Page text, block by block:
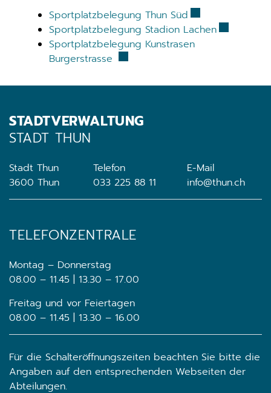
Sportplatzbelegung Thun Süd Externer Link
Sportplatzbelegung Stadion LachenExterner
Sportplatzbelegung Kunstrasen
Burgerstrasse Externer Link wird in einem
STADTVERWALTUNG
STADT THUN
Stadt Thun
3600 Thun
Telefon
033 225 88 11
E-Mail
info@thun.ch
TELEFONZENTRALE
Montag – Donnerstag
08.00 – 11.45 | 13.30 – 17.00
Freitag und vor Feiertagen
08.00 – 11.45 | 13.30 – 16.00
Für die Schalteröffnungszeiten beachten Sie bitte die
Angaben auf den entsprechenden Webseiten der
Abteilungen.